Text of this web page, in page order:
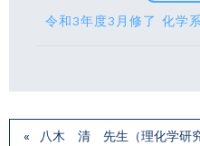
令和3年度3月修了 化学
八木 清 先生（理化学研